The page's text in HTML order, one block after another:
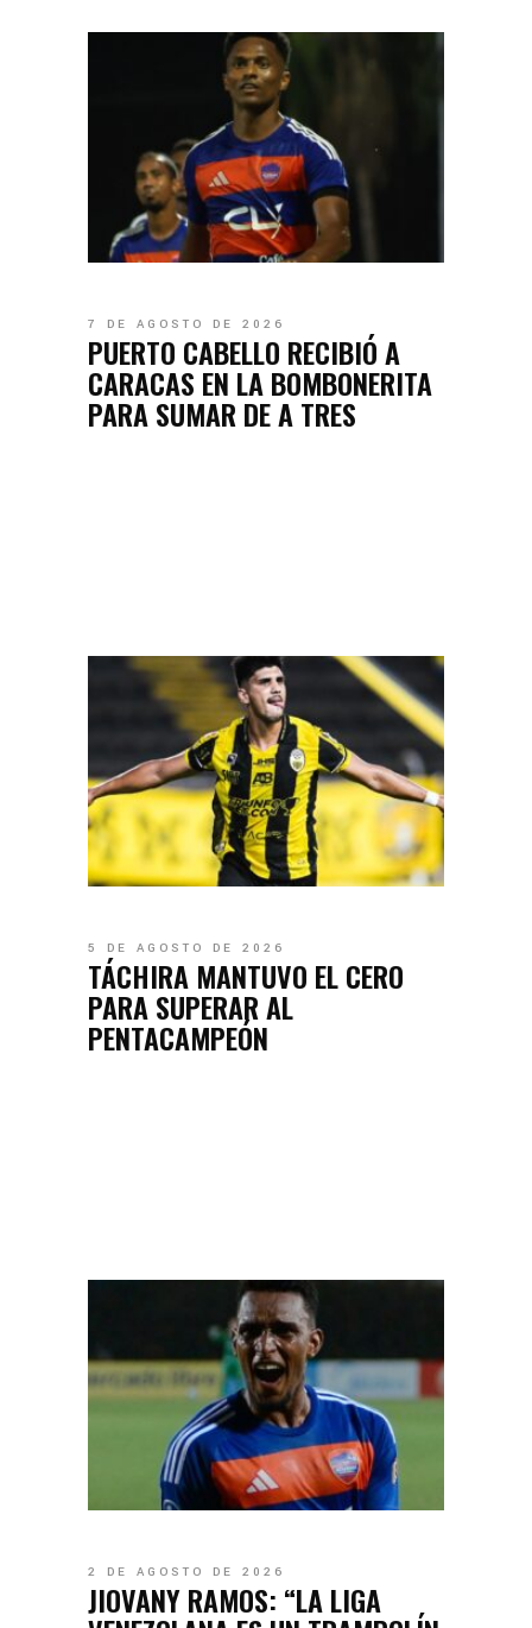
7 DE AGOSTO DE 2026
PUERTO CABELLO RECIBIÓ A
CARACAS EN LA BOMBONERITA
PARA SUMAR DE A TRES
5 DE AGOSTO DE 2026
TÁCHIRA MANTUVO EL CERO
PARA SUPERAR AL
PENTACAMPEÓN
2 DE AGOSTO DE 2026
JIOVANY RAMOS: “LA LIGA